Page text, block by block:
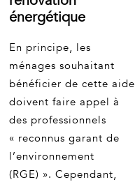
énergétique
En principe, les
ménages souhaitant
bénéficier de cette aide
doivent faire appel à
des professionnels
« reconnus garant de
l’environnement
(RGE) ». Cependant,